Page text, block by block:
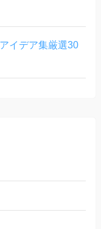
イデア集厳選30